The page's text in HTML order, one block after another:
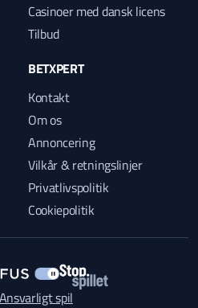
Casinoer med dansk licens
Tilbud
BETXPERT
Kontakt
Om os
Annoncering
Vilkår & retningslinjer
Privatlivspolitik
Cookiepolitik
spil